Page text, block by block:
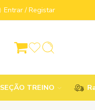
Entrar / Registar
SEÇÃO TREINO